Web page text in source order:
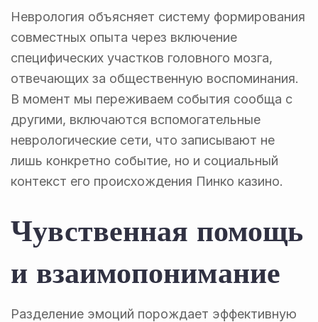
Неврология объясняет систему формирования
совместных опыта через включение
специфических участков головного мозга,
отвечающих за общественную воспоминания.
В момент мы переживаем события сообща с
другими, включаются вспомогательные
неврологические сети, что записывают не
лишь конкретно событие, но и социальный
контекст его происхождения Пинко казино.
Чувственная помощь
и взаимопонимание
Разделение эмоций порождает эффективную